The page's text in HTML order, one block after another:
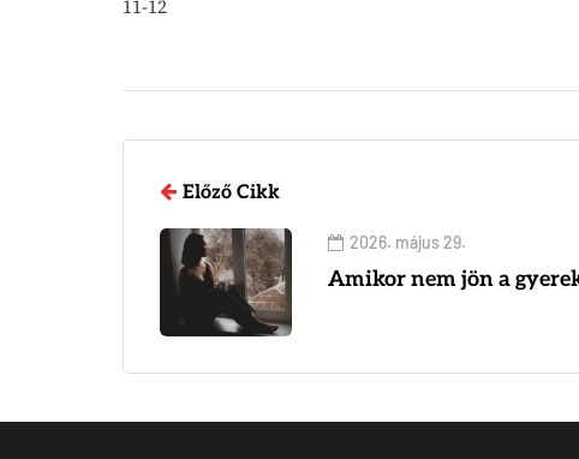
11-12
Előző Cikk
2026. május 29.
Amikor nem jön a